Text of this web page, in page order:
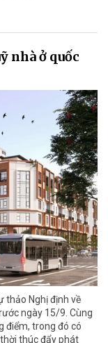
nhà ở quốc
thảo Nghị định về
ngày 15/9. Cùng
điểm, trong đó có
thúc đẩy phát